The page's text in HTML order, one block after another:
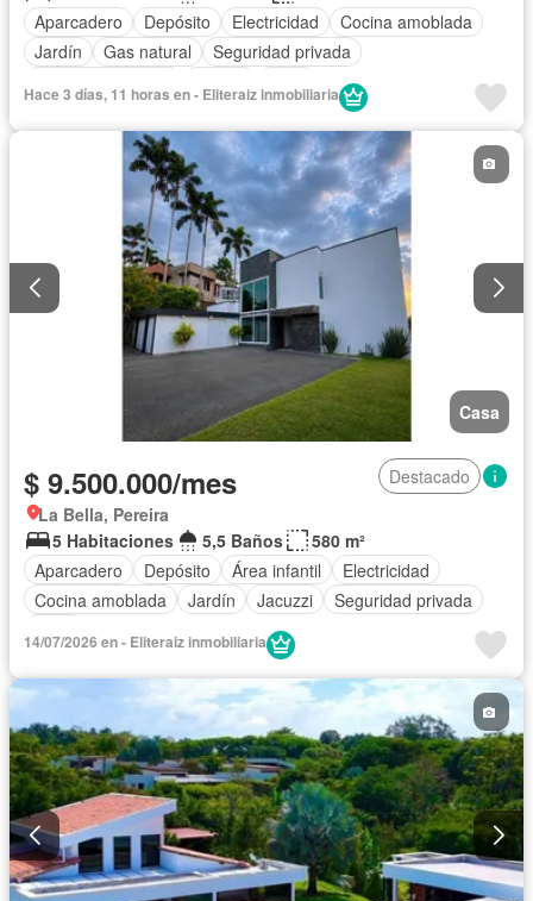
Aparcadero
Depósito Electricidad
Cocina amoblada
Jardín
Gas natural
Seguridad privada
Hace 3 días, 11 horas en - Eliteraiz inmobiliaria
Casa
$ 9.500.000/mes
Destacado
La Bella, Pereira
5 Habitaciones
5,5 Baños
580 m²
Aparcadero
Depósito Área infantil
Electricidad
Cocina amoblada
Jardín Jacuzzi
Seguridad privada
14/07/2026 en - Eliteraiz inmobiliaria